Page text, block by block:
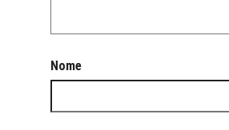
Nome